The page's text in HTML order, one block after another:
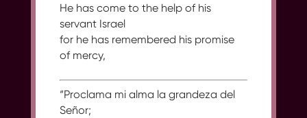
He has come to the help of his
servant Israel
for he has remembered his promise
of mercy,
“Proclama mi alma la grandeza del
Señor;